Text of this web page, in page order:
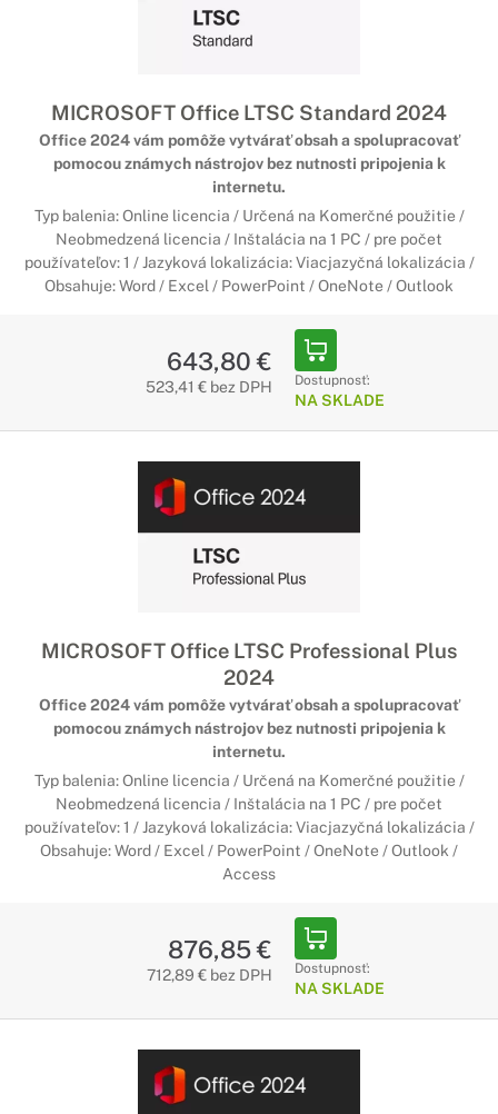
MICROSOFT Office LTSC Standard 2024
Office 2024 vám pomôže vytvárať obsah a spolupracovať
pomocou známych nástrojov bez nutnosti pripojenia k
internetu.
Typ balenia: Online licencia / Určená na Komerčné použitie /
Neobmedzená licencia / Inštalácia na 1 PC / pre počet
používateľov: 1 / Jazyková lokalizácia: Viacjazyčná lokalizácia /
Obsahuje: Word / Excel / PowerPoint / OneNote / Outlook
643,80 €
523,41 € bez DPH Dostupnosť:
NA SKLADE
MICROSOFT Office LTSC Professional Plus
2024
Office 2024 vám pomôže vytvárať obsah a spolupracovať
pomocou známych nástrojov bez nutnosti pripojenia k
internetu.
Typ balenia: Online licencia / Určená na Komerčné použitie /
Neobmedzená licencia / Inštalácia na 1 PC / pre počet
používateľov: 1 / Jazyková lokalizácia: Viacjazyčná lokalizácia /
Obsahuje: Word / Excel / PowerPoint / OneNote / Outlook /
Access
876,85 €
712,89 € bez DPH Dostupnosť:
NA SKLADE